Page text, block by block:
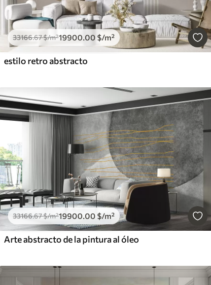
33166.67$/m²19900 .00 $/m²
estilo retro abstracto
33166.67$/m²19900.00 $/m²
Arte abstracto de la pintura al óleo